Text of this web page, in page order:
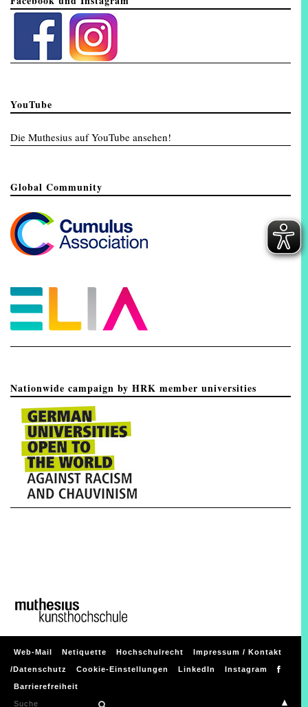
YouTube
Die Muthesius auf YouTube ansehen!
Global Community
Nationwide campaign by HRK member universities
Web-Mail Netiquette Hochschulrecht Impressum / Kontakt
/Datenschutz Cookie-Einstellungen LinkedIn Instagram
Barrierefreiheit